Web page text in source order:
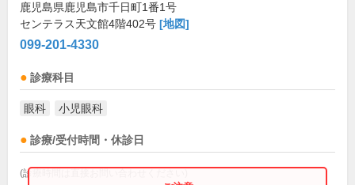
鹿児島県鹿児島市千日町1番1号
センテラス天文館4階402号 [地図]
099-201-4330
診療科目
眼科 小児眼科
診療/受付時間・休診日
(診療時間は直接お問い合わせください)